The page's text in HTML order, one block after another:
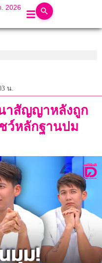
2026
น.
นาสัญญาหลังถูก
ว์หลักฐานปม